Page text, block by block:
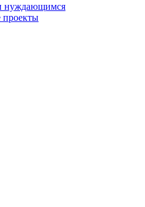
нуждающимся
проекты